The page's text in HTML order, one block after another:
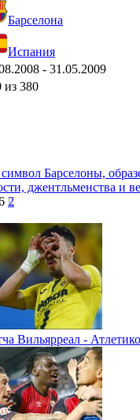
Барселона
Испания
- 31.05.2009
из 380
Барселоны,
джентльменства и
2
Вильярреал -